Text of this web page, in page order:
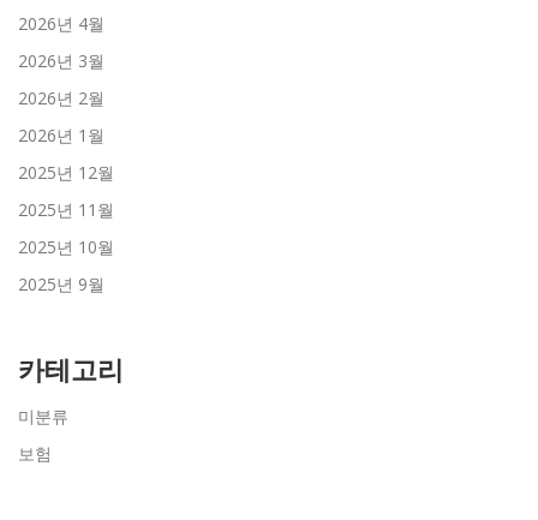
2026년 4월
2026년 3월
2026년 2월
2026년 1월
2025년 12월
2025년 11월
2025년 10월
2025년 9월
카테고리
미분류
보험